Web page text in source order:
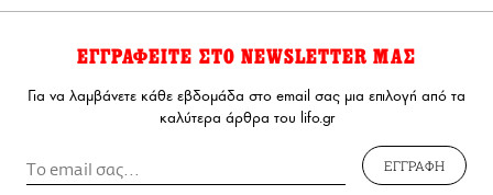
ΕΓΓΡΑΦΕΙΤΕ ΣΤΟ NEWSLETTER ΜΑΣ
Για να λαμβάνετε κάθε εβδομάδα στο email σας μια επιλογή από τα
καλύτερα άρθρα του lifo.gr
ΕΓΓΡΑΦΗ